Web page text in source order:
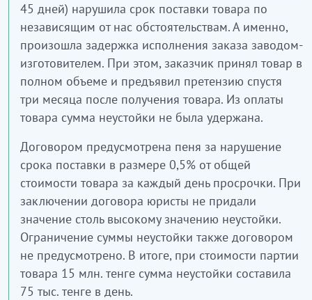
45 дней) нарушила срок поставки товара по
независящим от нас обстоятельствам. А именно,
произошла задержка исполнения заказа заводом-
изготовителем. При этом, заказчик принял товар в
полном объеме и предъявил претензию спустя
три месяца после получения товара. Из оплаты
товара сумма неустойки не была удержана.
Договором предусмотрена пеня за нарушение
срока поставки в размере 0,5% от общей
стоимости товара за каждый день просрочки. При
заключении договора юристы не придали
значение столь высокому значению неустойки.
Ограничение суммы неустойки также договором
не предусмотрено. В итоге, при стоимости партии
товара 15 млн. тенге сумма неустойки составила
75 тыс. тенге в день.